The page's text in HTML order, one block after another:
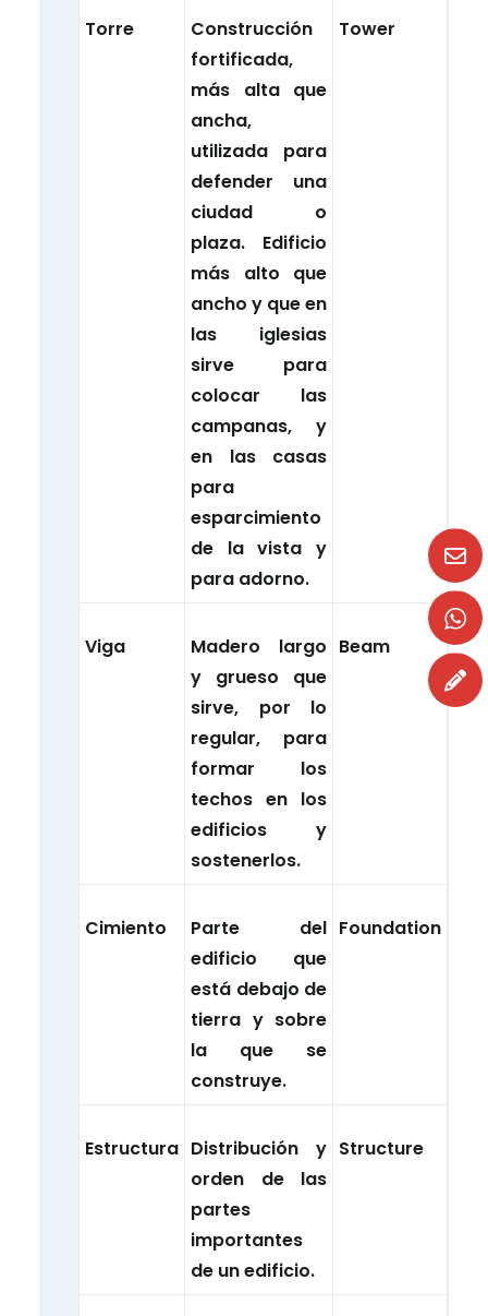
Torre
Construcción
fortificada,
más alta que
ancha,
utilizada para
defender una
ciudad o
plaza. Edificio
más alto que
ancho y que en
las iglesias
sirve para
colocar las
campanas, y
en las casas
para
esparcimiento
de la vista y
para adorno.
Tower
Viga
Madero largo
y grueso que
sirve, por lo
regular, para
formar los
techos en los
edificios y
sostenerlos.
Beam
Cimiento
Parte del
edificio que
está debajo de
tierra y sobre
la que se
construye.
Foundation
Estructura Distribución y
orden de las
partes
importantes
de un edificio.
Structure